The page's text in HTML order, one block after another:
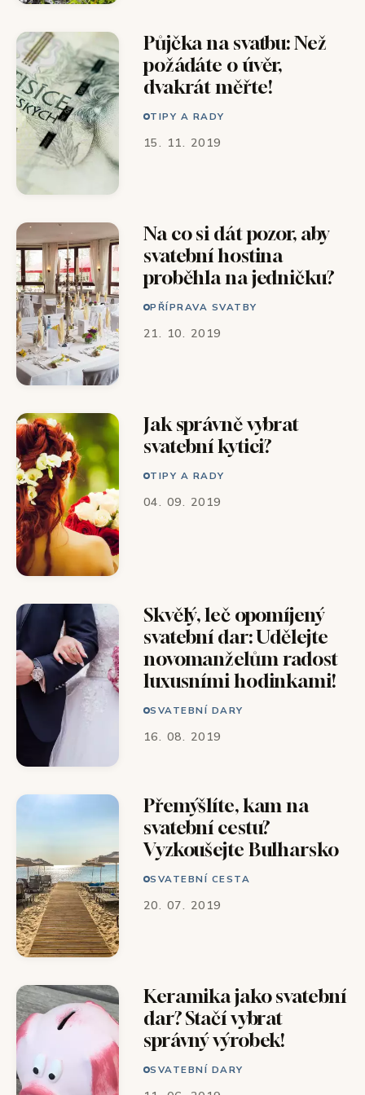
Půjčka na svatbu: Než
požádáte o úvěr,
dvakrát měřte!
TIPY A RADY
15. 11. 2019
Na co si dát pozor, aby
svatební hostina
proběhla na jedničku?
PŘÍPRAVA SVATBY
21. 10. 2019
Jak správně vybrat
svatební kytici?
TIPY A RADY
04. 09. 2019
Skvělý, leč opomíjený
svatební dar: Udělejte
novomanželům radost
luxusními hodinkami!
SVATEBNÍ DARY
16. 08. 2019
Přemýšlíte, kam na
svatební cestu?
Vyzkoušejte Bulharsko
SVATEBNÍ CESTA
20. 07. 2019
Keramika jako svatební
dar? Stačí vybrat
správný výrobek!
SVATEBNÍ DARY